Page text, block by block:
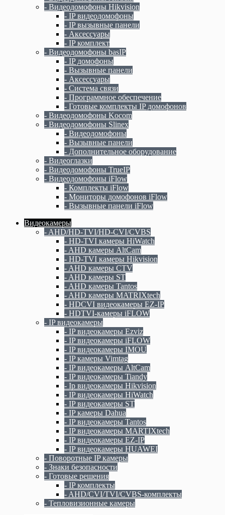
- Видеодомофоны Hikvision
- IP видеодомофоны
- IP вызывные панели
- Аксессуары
- IP комплект
- Видеодомофоны basIP
- IP домофоны
- Вызывные панели
- Аксессуары
- Система связи
- Программное обеспечение
- Готовые комплекты IP домофонов
- Видеодомофоны Kocom
- Видеодомофоны Slinex
- Видеодомофоны
- Вызывные панели
- Дополнительное оборудование
- Видеоглазки
- Видеодомофоны TrueIP
- Видеодомофоны iFlow
- Комплекты iFlow
- Мониторы домофонов iFlow
- Вызывные панели iFlow
Видеокамеры
- AHD/HD-TVI/HD-CVI/CVBS
- HD-TVI камеры HiWatch
- AHD камеры AltCam
- HD-TVI камеры Hikvision
- AHD камеры CTV
- AHD камеры ST
- AHD камеры Tantos
- AHD камеры MATRIXtech
- HDCVI видеокамеры EZ-IP
- HDTVI-камеры iFLOW
- IP видеокамеры
- IP видеокамеры Ezviz
- IP видеокамеры iFLOW
- IP видеокамеры IMOU
- IP камеры Vimtag
- IP видеокамеры AltCam
- IP видеокамеры Tiandy
- Ip видеокамеры Hikvision
- IP видеокамеры HiWatch
- IP видеокамеры ST
- IP камеры Dahua
- IP видеокамеры Tantos
- IP видеокамеры MARTIXtech
- IP видеокамеры EZ-IP
- IP видеокамеры HUAWEI
- Поворотные IP камеры
- Знаки безопасности
- Готовые решения
- IP комплекты
- AHD/CVI/TVI/CVBS-комплекты
- Тепловизионные камеры